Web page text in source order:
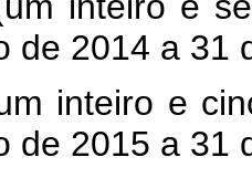
de 2014 a 31
inteiro e
de 2015 a 31